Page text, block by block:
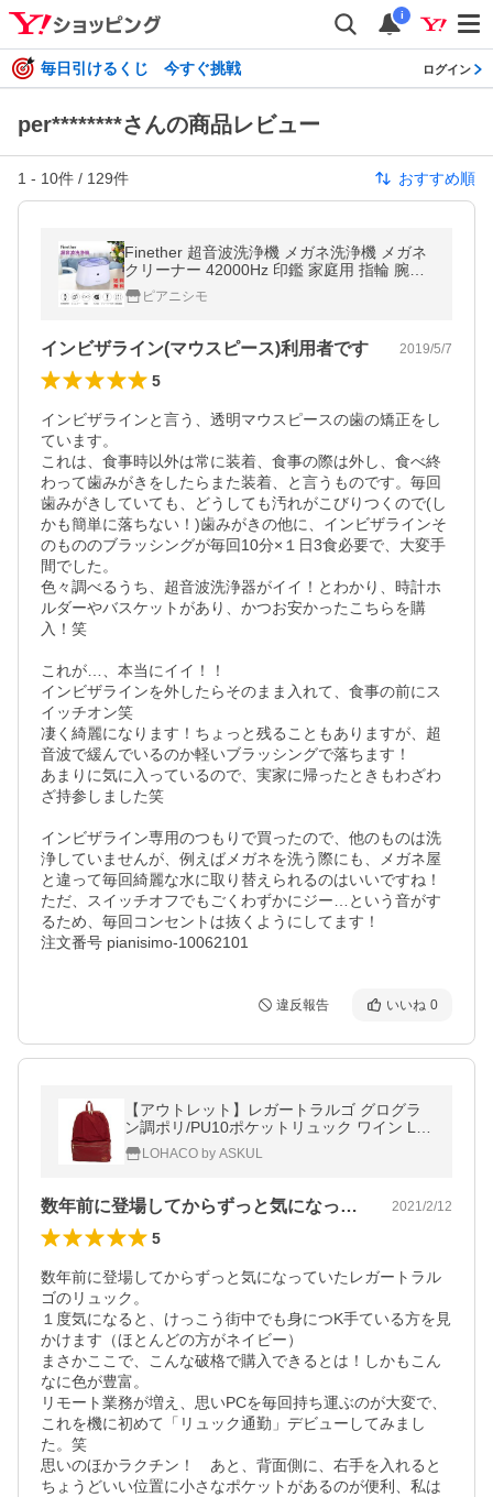
i
毎日引けるくじ 今すぐ挑戦 ログイン
per********さんの商品レビュー
1 - 10件 / 129件 おすすめ順
Finether 超音波洗浄機 メガネ洗浄機 メガネ
クリーナー 42000Hz 印鑑 家庭用 指輪 腕時
計 アクセサリー 入れ歯 入れ歯洗浄器
ピアニシモ
インビザライン(マウスピース)利用者です 2019/5/7
5
インビザラインと言う、透明マウスピースの歯の矯正をし
ています。
これは、食事時以外は常に装着、食事の際は外し、食べ終
わって歯みがきをしたらまた装着、と言うものです。毎回
歯みがきしていても、どうしても汚れがこびりつくので(し
かも簡単に落ちない！)歯みがきの他に、インビザラインそ
のもののブラッシングが毎回10分×１日3食必要で、大変手
間でした。
色々調べるうち、超音波洗浄器がイイ！とわかり、時計ホ
ルダーやバスケットがあり、かつお安かったこちらを購
入！笑
これが…、本当にイイ！！
インビザラインを外したらそのまま入れて、食事の前にス
イッチオン笑
凄く綺麗になります！ちょっと残ることもありますが、超
音波で緩んでいるのか軽いブラッシングで落ちます！
あまりに気に入っているので、実家に帰ったときもわざわ
ざ持参しました笑
インビザライン専用のつもりで買ったので、他のものは洗
浄していませんが、例えばメガネを洗う際にも、メガネ屋
と違って毎回綺麗な水に取り替えられるのはいいですね！
ただ、スイッチオフでもごくわずかにジー…という音がす
るため、毎回コンセントは抜くようにしてます！
注文番号 pianisimo-10062101
違反報告 いいね 0
【アウトレット】レガートラルゴ グログラ
ン調ポリ/PU10ポケットリュック ワイン LR-
H1051 1個
LOHACO by ASKUL
数年前に登場してからずっと気になってい… 2021/2/12
5
数年前に登場してからずっと気になっていたレガートラル
ゴのリュック。
１度気になると、けっこう街中でも身につK手ている方を見
かけます（ほとんどの方がネイビー）
まさかここで、こんな破格で購入できるとは！しかもこん
なに色が豊富。
リモート業務が増え、思いPCを毎回持ち運ぶのが大変で、
これを機に初めて「リュック通勤」デビューしてみまし
た。笑
思いのほかラクチン！　あと、背面側に、右手を入れると
ちょうどいい位置に小さなポケットがあるのが便利、私は